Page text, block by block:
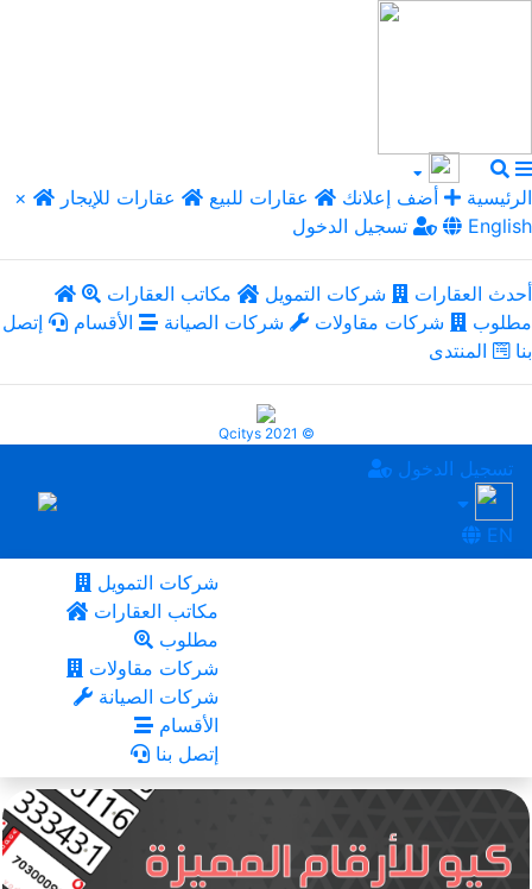
× الرئيسية أضف إعلانك عقارات للبيع
عقارات للإيجار
تسجيل الدخول
English
أحدث العقارات شركات التمويل
مكاتب العقارات
مطلوب
شركات مقاولات شركات الصيانة الأقسام
إتصل
بنا
المنتدى
Qcitys 2021 ©
تسجيل الدخول
EN
شركات التمويل
مكاتب العقارات
مطلوب
شركات مقاولات
شركات الصيانة
الأقسام
إتصل بنا